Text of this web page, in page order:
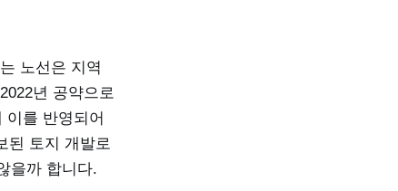
노선은 지역
년 공약으로
이를 반영되어
된 토지 개발로
을까 합니다.